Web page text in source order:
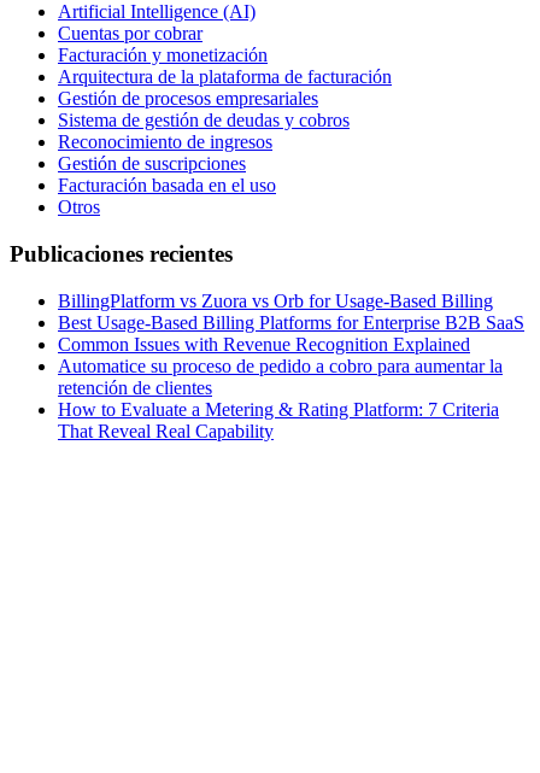
Artificial Intelligence (AI)
Cuentas por cobrar
Facturación y monetización
Arquitectura de la plataforma de facturación
Gestión de procesos empresariales
Sistema de gestión de deudas y cobros
Reconocimiento de ingresos
Gestión de suscripciones
Facturación basada en el uso
Otros
Publicaciones recientes
BillingPlatform vs Zuora vs Orb for Usage-Based Billing
Best Usage-Based Billing Platforms for Enterprise B2B SaaS
Common Issues with Revenue Recognition Explained
Automatice su proceso de pedido a cobro para aumentar la
retención de clientes
How to Evaluate a Metering & Rating Platform: 7 Criteria
That Reveal Real Capability